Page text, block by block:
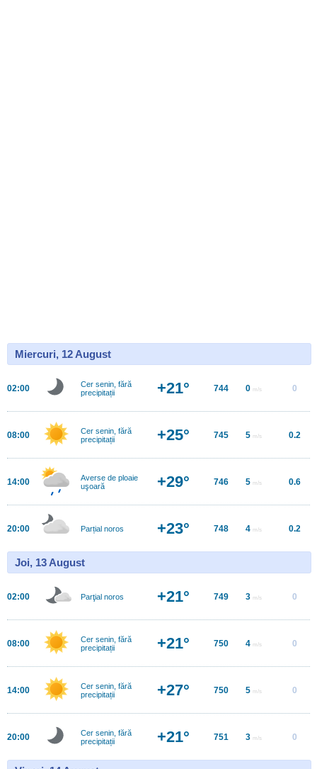
Miercuri, 12 August
02:00
Cer senin, fără
precipitații
+21° 744 0 m/s 0
08:00
Cer senin, fără
precipitații
+25° 745 5 m/s 0.2
14:00
Averse de ploaie
uşoară
+29° 746 5 m/s 0.6
20:00 Parțial noros +23° 748 4 m/s 0.2
Joi, 13 August
02:00 Parţial noros +21° 749 3 m/s 0
08:00
Cer senin, fără
precipitații
+21° 750 4 m/s 0
14:00
Cer senin, fără
precipitații
+27° 750 5 m/s 0
20:00
Cer senin, fără
precipitații
+21° 751 3 m/s 0